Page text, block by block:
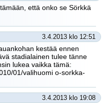
että onko se Sörkkä
3.4.2013 klo 12:51
kestää ennen
stadialainen tulee tänne
lukea vaikka tämä:
01/valihuomi o-sorkka-
3.4.2013 klo 19:08